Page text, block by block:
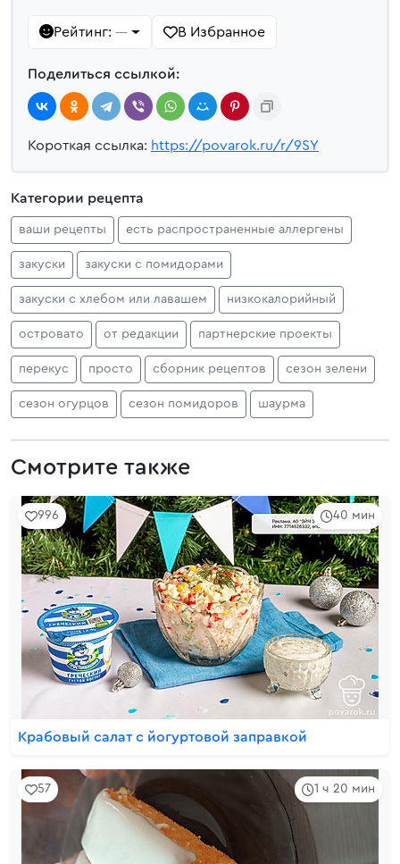
Рейтинг: — В Избранное
Поделиться ссылкой:
Короткая ссылка: https://povarok.ru/r/9SY
Категории рецепта
ваши рецепты есть распространенные аллергены
закуски закуски с помидорами
закуски с хлебом или лавашем низкокалорийный
островато от редакции партнерские проекты
перекус просто сборник рецептов сезон зелени
сезон огурцов сезон помидоров шаурма
Смотрите также
40 мин
996
Крабовый салат с йогуртовой заправкой
1 ч 20 мин
57